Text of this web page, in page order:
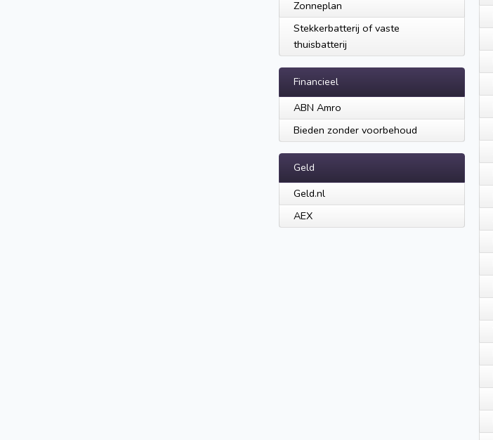
Zonneplan
Stekkerbatterij of vaste
thuisbatterij
Financieel
ABN Amro
Bieden zonder voorbehoud
Geld
Geld.nl
AEX